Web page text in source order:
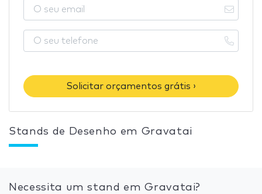
Solicitar orçamentos grátis ›
Stands de Desenho em Gravatai
Necessita um stand em Gravatai?